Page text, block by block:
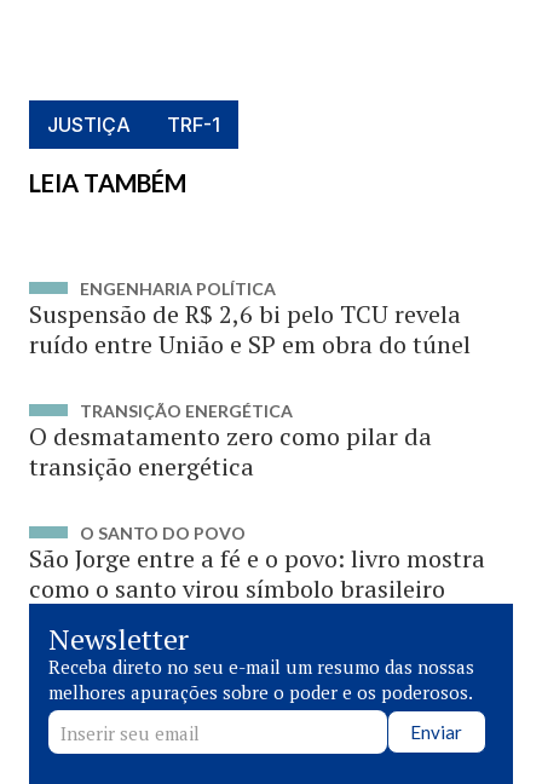
JUSTIÇA TRF-1
LEIA TAMBÉM
ENGENHARIA POLÍTICA
Suspensão de R$ 2,6 bi pelo TCU revela
ruído entre União e SP em obra do túnel
TRANSIÇÃO ENERGÉTICA
O desmatamento zero como pilar da
transição energética
O SANTO DO POVO
São Jorge entre a fé e o povo: livro mostra
como o santo virou símbolo brasileiro
Newsletter
Receba direto no seu e-mail um resumo das nossas
melhores apurações sobre o poder e os poderosos.
Enviar